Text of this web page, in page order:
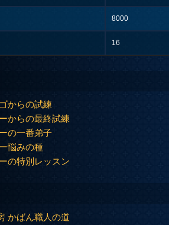
8000
16
からの試練
からの最終試練
の一番弟子
悩みの種
の特別レッスン
かばん職人の道